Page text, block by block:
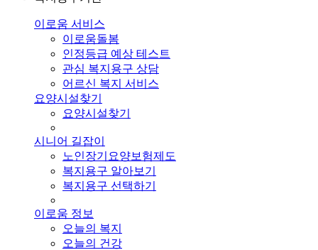
이로움 서비스
이로움돌봄
인정등급 예상 테스트
관심 복지용구 상담
어르신 복지 서비스
요양시설찾기
요양시설찾기
시니어 길잡이
노인장기요양보험제도
복지용구 알아보기
복지용구 선택하기
이로움 정보
오늘의 복지
오늘의 건강